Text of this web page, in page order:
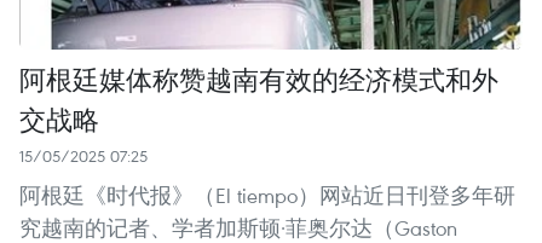
阿根廷媒体称赞越南有效的经济模式和外
交战略
15/05/2025 07:25
阿根廷《时代报》（El tiempo）网站近日刊登多年研
究越南的记者、学者加斯顿·菲奥尔达（Gaston